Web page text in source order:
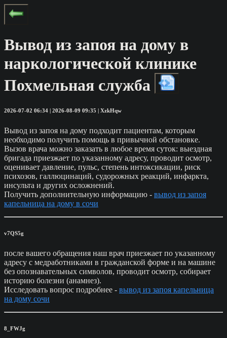
Вывод из запоя на дому в
наркологической клинике
Похмельная служба
2026-07-02 06:34 | 2026-08-09 09:35 | XzkHqw
Вывод из запоя на дому подходит пациентам, которым
необходимо получить помощь в привычной обстановке.
Вызов врача можно заказать в любое время суток: выездная
бригада приезжает по указанному адресу, проводит осмотр,
оценивает давление, пульс, степень интоксикации, риск
психозов, галлюцинаций, судорожных реакций, инфаркта,
инсульта и других осложнений.
Получить дополнительную информацию - вывод из запоя
капельница на дому в сочи
v7QS5g
после вашего обращения наш врач приезжает по указанному
адресу с медработниками в гражданской форме и на машине
без опознавательных символов, проводит осмотр, собирает
историю болезни (анамнез).
Исследовать вопрос подробнее - вывод из запоя капельница
на дому сочи
8_FWJg